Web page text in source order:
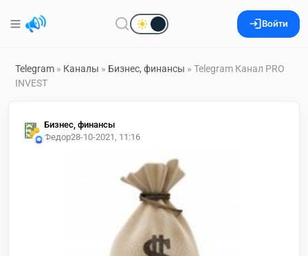
Войти
Telegram » Каналы » Бизнес, финансы » Telegram Канал PRO
INVEST
Бизнес, финансы
Федор28-10-2021, 11:16